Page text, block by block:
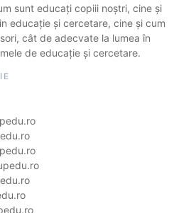
sunt educați copiii noștri, cine și
educație și cercetare, cine și cum
cât de adecvate la lumea în
de educație și cercetare.